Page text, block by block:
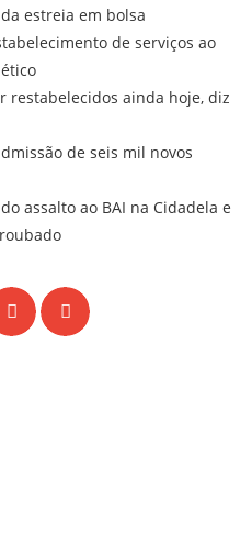
estreia em bolsa
de serviços ao
restabelecidos ainda hoje, diz
de seis mil novos
assalto ao BAI na Cidadela e